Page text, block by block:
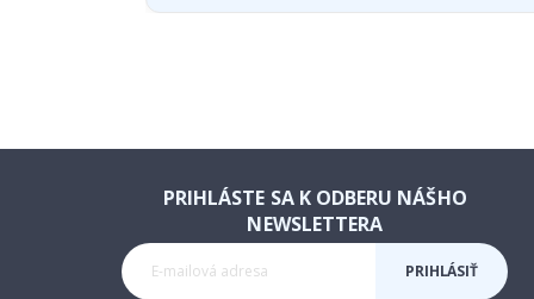
PRIHLÁSTE SA K ODBERU NÁŠHO
NEWSLETTERA
PRIHLÁSIŤ